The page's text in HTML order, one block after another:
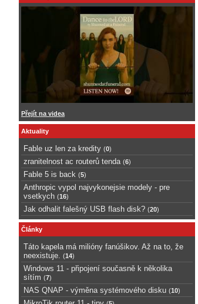
Přejít na videa
Aktuality
Fable uz len za kredity (0)
zranitelnost ac routerů tenda (6)
Fable 5 is back (5)
Anthropic vypol najvykonejsie modely - pre
vsetkych (16)
Jak odhalit falešný USB flash disk? (20)
Články
Táto kapela má milióny fanúšikov. Až na to, že
neexistuje.
(14)
Windows 11 - připojení současně k několika
sítím (7)
NAS QNAP - výměna systémového disku (10)